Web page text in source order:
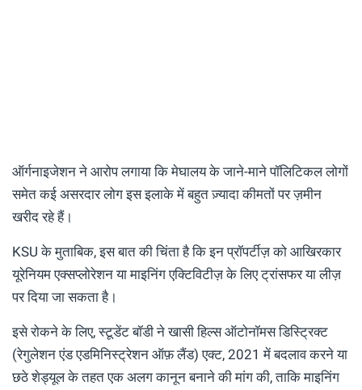
ऑर्गनाइजेशन ने आरोप लगाया कि मेघालय के जाने-माने पॉलिटिकल लोगों
समेत कई असरदार लोग इस इलाके में बहुत ज़्यादा कीमतों पर ज़मीन
खरीद रहे हैं।
KSU के मुताबिक, इस बात की चिंता है कि इन प्रॉपर्टीज़ को आखिरकार
यूरेनियम एक्सप्लोरेशन या माइनिंग एक्टिविटीज़ के लिए ट्रांसफर या लीज़
पर दिया जा सकता है।
इसे रोकने के लिए, स्टूडेंट बॉडी ने खासी हिल्स ऑटोनॉमस डिस्ट्रिक्ट
(रेगुलेशन एंड एडमिनिस्ट्रेशन ऑफ़ लैंड) एक्ट, 2021 में बदलाव करने या
छठे शेड्यूल के तहत एक अलग कानून बनाने की मांग की, ताकि माइनिंग